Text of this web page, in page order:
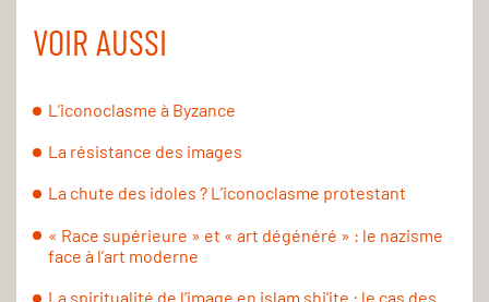
VOIR AUSSI
L’iconoclasme à Byzance
La résistance des images
La chute des idoles ? L’iconoclasme protestant
« Race supérieure » et « art dégénéré » : le nazisme
face à l’art moderne
La spiritualité de l’image en islam shi’ite : le cas des